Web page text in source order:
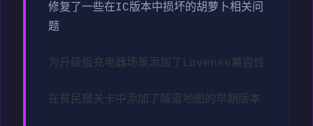
修复了一些在IC版本中损坏的胡萝卜相关问
题
为升级版充电器场景添加了Lovense兼容性
在贫民窟关卡中添加了隧道地图的早期版本